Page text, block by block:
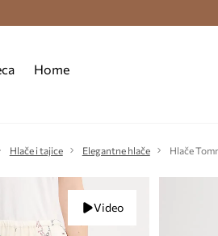
Besplatna dostava
Home
Hlače i tajice Elegantne hlače Hlače
Video